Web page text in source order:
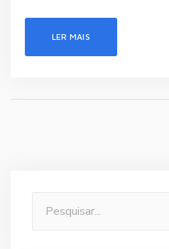
benéfico para construir uma
outro lado, o fisiculturismo
objetivo é principalmente
LER MAIS